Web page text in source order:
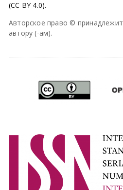
(CC BY 4.0).
Авторское право © принадлежит
автору (-ам).